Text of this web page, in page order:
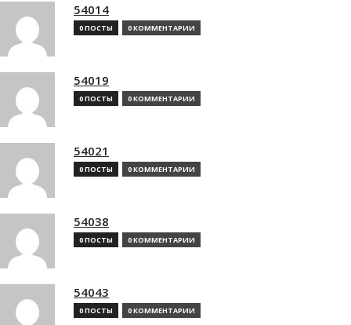
54014
0 ПОСТЫ 0 КОММЕНТАРИИ
54019
0 ПОСТЫ 0 КОММЕНТАРИИ
54021
0 ПОСТЫ 0 КОММЕНТАРИИ
54038
0 ПОСТЫ 0 КОММЕНТАРИИ
54043
0 ПОСТЫ 0 КОММЕНТАРИИ